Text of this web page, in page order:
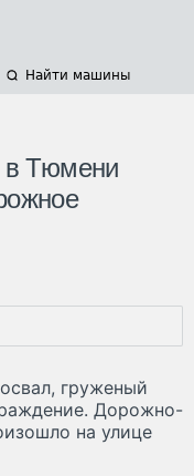
Найти машины
в Тюмени
груженый
Дорожно-
на улице